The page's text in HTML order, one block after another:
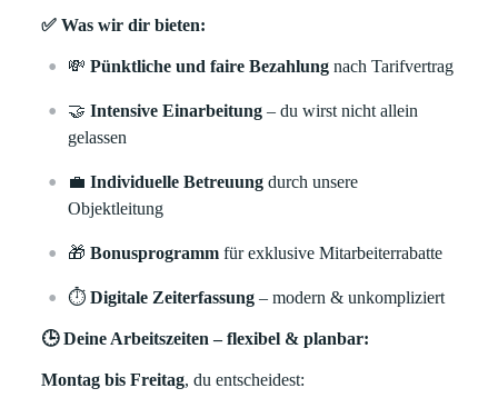
✅ Was wir dir bieten:
💸Pünktliche und faire Bezahlung nach Tarifvertrag
🤝Intensive Einarbeitung – du wirst nicht allein
gelassen
💼Individuelle Betreuung durch unsere
Objektleitung
🎁Bonusprogramm für exklusive Mitarbeiterrabatte
⏱️Digitale Zeiterfassung – modern & unkompliziert
🕒 Deine Arbeitszeiten – flexibel & planbar:
Montag bis Freitag, du entscheidest: